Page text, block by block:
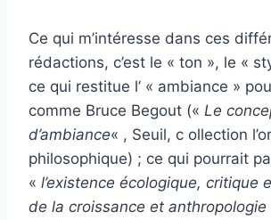
Ce qui m’intéresse dans ces
rédactions, c’est le « ton », le «
ce qui restitue l’ « ambiance »
comme Bruce Begout (« Le
d’ambiance« , Seuil, c ollection
philosophique) ; ce qui pourrait
« l’existence écologique, critique
de la croissance et anthropologie